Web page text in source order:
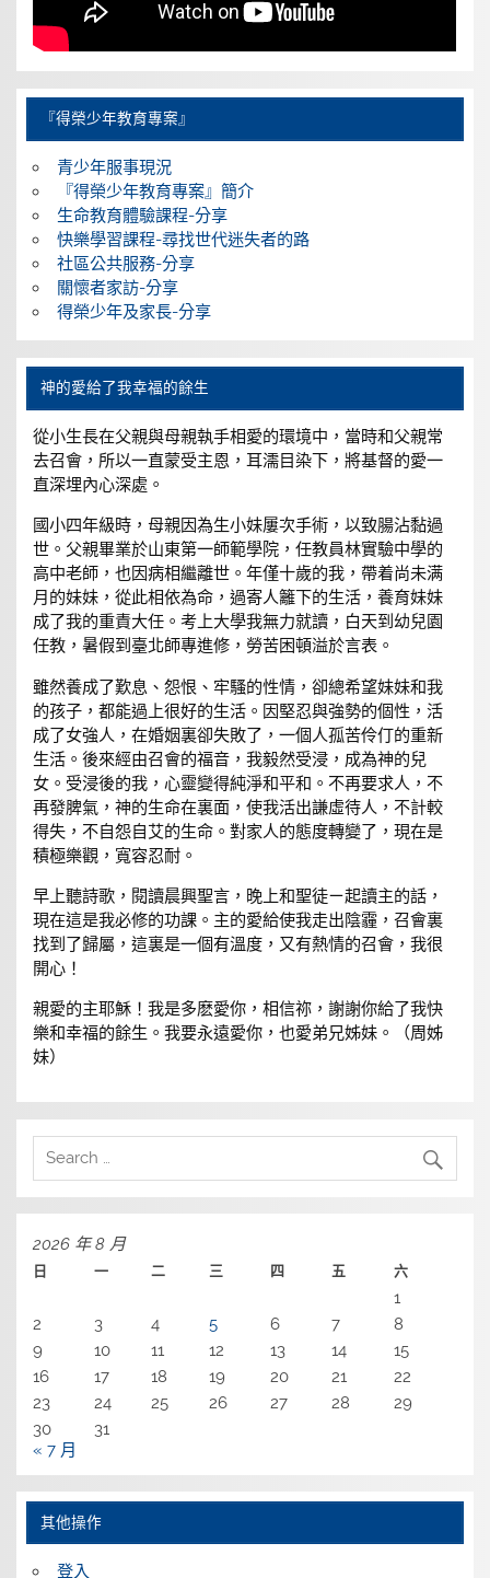
『得榮少年教育專案』
青少年服事現況
『得榮少年教育專案』簡介
生命教育體驗課程-分享
快樂學習課程-尋找世代迷失者的路
社區公共服務-分享
關懷者家訪-分享
得榮少年及家長-分享
神的愛給了我幸福的餘生
從小生長在父親與母親執手相愛的環境中，當時和父親常
去召會，所以一直蒙受主恩，耳濡目染下，將基督的愛一
直深埋內心深處。
國小四年級時，母親因為生小妹屢次手術，以致腸沾黏過
世。父親畢業於山東第一師範學院，任教員林實驗中學的
高中老師，也因病相繼離世。年僅十歲的我，帶着尚未满
月的妹妹，從此相依為命，過寄人籬下的生活，養育妹妹
成了我的重責大任。考上大學我無力就讀，白天到幼兒園
任教，暑假到臺北師專進修，勞苦困頓溢於言表。
雖然養成了歎息、怨恨、牢騷的性情，卻總希望妹妹和我
的孩子，都能過上很好的生活。因堅忍與強勢的個性，活
成了女強人，在婚姻裏卻失敗了，一個人孤苦伶仃的重新
生活。後來經由召會的福音，我毅然受浸，成為神的兒
女。受浸後的我，心靈變得純淨和平和。不再要求人，不
再發脾氣，神的生命在裏面，使我活出謙虛待人，不計較
得失，不自怨自艾的生命。對家人的態度轉變了，現在是
積極樂觀，寬容忍耐。
早上聽詩歌，閱讀晨興聖言，晚上和聖徒ㄧ起讀主的話，
現在這是我必修的功課。主的愛給使我走出陰霾，召會裏
找到了歸屬，這裏是一個有溫度，又有熱情的召會，我很
開心！
親愛的主耶穌！我是多麽愛你，相信祢，謝謝你給了我快
樂和幸福的餘生。我要永遠愛你，也愛弟兄姊妹。（周姊
妹）
2026 年 8 月
日 一 二 三 四 五 六
1
2
3 4 5 6 7
8
9
10 11 12 13 14
15
16
17 18 19 20 21
22
23
24 25 26 27 28
29
30
31
« 7 月
其他操作
登入